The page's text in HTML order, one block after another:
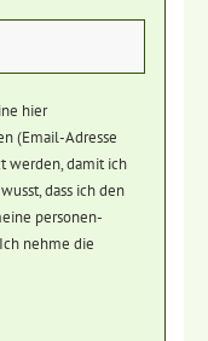
hier
(Email-Adresse
werden, damit ich
dass ich den
personen-
nehme die